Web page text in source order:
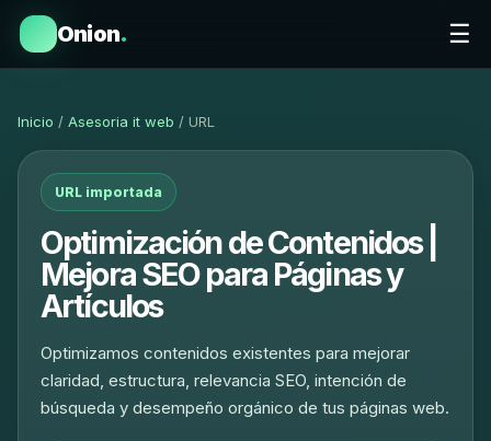
Onion. ☰
Inicio / Asesoria it web / URL
URL importada
Optimización de Contenidos |
Mejora SEO para Páginas y
Artículos
Optimizamos contenidos existentes para mejorar
claridad, estructura, relevancia SEO, intención de
búsqueda y desempeño orgánico de tus páginas web.